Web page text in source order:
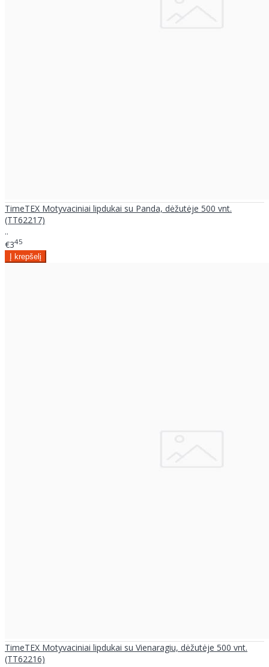
TimeTEX Motyvaciniai lipdukai su Panda, dėžutėje 500 vnt.
(TT62217)
..
€345
TimeTEX Motyvaciniai lipdukai su Vienaragiu, dėžutėje 500 vnt.
(TT62216)